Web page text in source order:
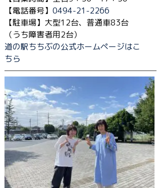
【電話番号】 0494-21-2266
【駐車場】大型12台、普通車83台
（うち障害者用2台）
道の駅ちちぶの公式ホームページはこ
ちら
───────────────────